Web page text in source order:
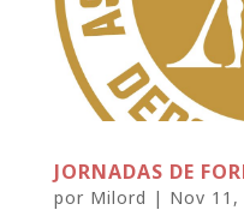
JORNADAS DE
por Milord | Nov 11,